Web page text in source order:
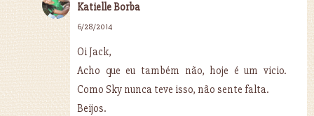
Katielle Borba
6/28/2014
Oi Jack,
Acho que eu também não, hoje é um vicio.
Como Sky nunca teve isso, não sente falta.
Beijos.